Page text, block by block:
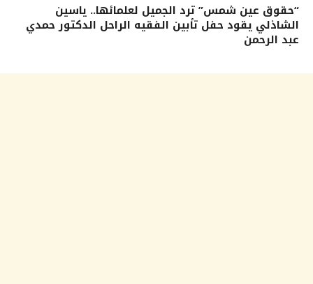
“حقوق عين شمس” ترد الجميل لعلمائها.. ياسين
الشاذلي يقود حفل تأبين الفقيه الراحل الدكتور حمدي
عبد الرحمن